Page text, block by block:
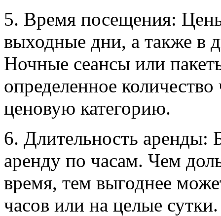
5. Время посещения:
выходные дни, а также в
Ночные сеансы или
определенное
ценовую категорию.
6. Длительность аренды:
аренду по часам. Чем
время, тем выгоднее
часов или на целые сутки.